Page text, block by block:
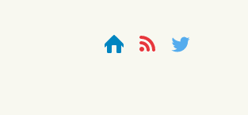
HOME FEEDTwitter